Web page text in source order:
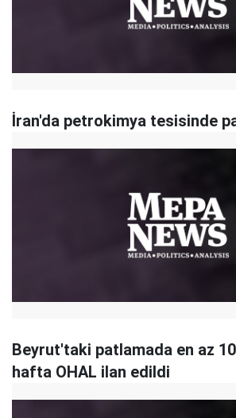
İran'da petrokimya tesisinde
Beyrut'taki patlamada en az
hafta OHAL ilan edildi